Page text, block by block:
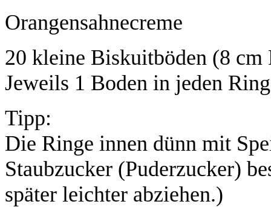
Orangensahnecreme
20 kleine Biskuitböden (8 cm
Jeweils 1 Boden in jeden
Tipp:
Die Ringe innen dünn mit
Staubzucker (Puderzucker)
später leichter abziehen.)